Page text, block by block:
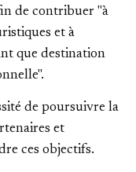
de contribuer "à
et à
que destination
de poursuivre la
et
ces objectifs.